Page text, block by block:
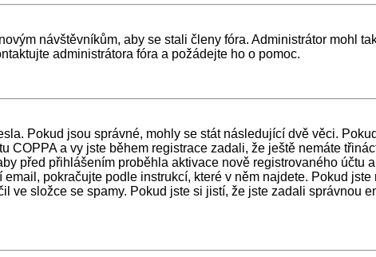
návštěvníkům, aby se stali členy fóra. Administrátor mohl
administrátora fóra a požádejte ho o pomoc.
Pokud jsou správné, mohly se stát následující dvě věci.
a vy jste během registrace zadali, že ještě nemáte
před přihlášením proběhla aktivace nově registrovaného účtu
pokračujte podle instrukcí, které v něm najdete. Pokud
ve složce se spamy. Pokud jste si jistí, že jste zadali správnou